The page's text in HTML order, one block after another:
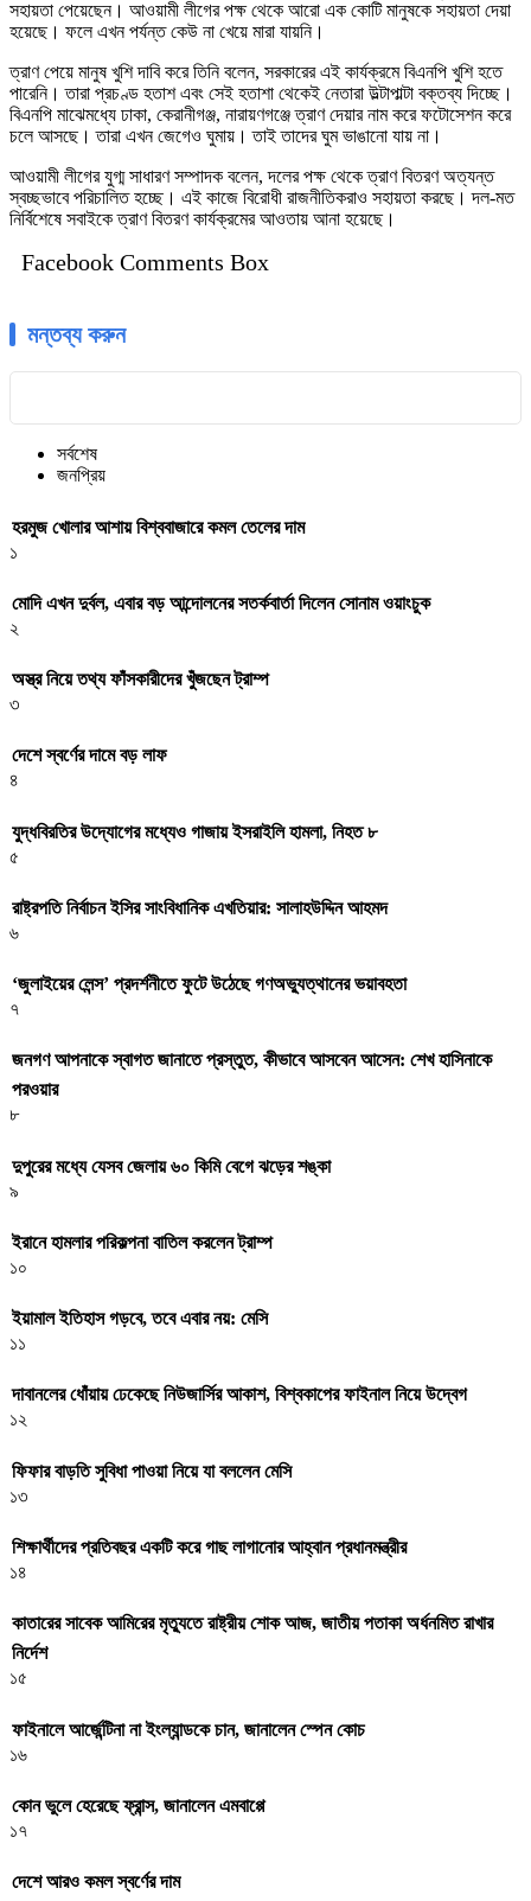
সহায়তা পেয়েছেন। আওয়ামী লীগের পক্ষ থেকে আরো এক কোটি মানুষকে সহায়তা দেয়া
হয়েছে। ফলে এখন পর্যন্ত কেউ না খেয়ে মারা যায়নি।
ত্রাণ পেয়ে মানুষ খুশি দাবি করে তিনি বলেন, সরকারের এই কার্যক্রমে বিএনপি খুশি হতে
পারেনি। তারা প্রচণ্ড হতাশ এবং সেই হতাশা থেকেই নেতারা উল্টাপাল্টা বক্তব্য দিচ্ছে।
বিএনপি মাঝেমধ্যে ঢাকা, কেরানীগঞ্জ, নারায়ণগঞ্জে ত্রাণ দেয়ার নাম করে ফটোসেশন করে
চলে আসছে। তারা এখন জেগেও ঘুমায়। তাই তাদের ঘুম ভাঙানো যায় না।
আওয়ামী লীগের যুগ্ম সাধারণ সম্পাদক বলেন, দলের পক্ষ থেকে ত্রাণ বিতরণ অত্যন্ত
স্বচ্ছভাবে পরিচালিত হচ্ছে। এই কাজে বিরোধী রাজনীতিকরাও সহায়তা করছে। দল-মত
নির্বিশেষে সবাইকে ত্রাণ বিতরণ কার্যক্রমের আওতায় আনা হয়েছে।
Facebook Comments Box
মন্তব্য করুন
সর্বশেষ
জনপ্রিয়
হরমুজ খোলার আশায় বিশ্ববাজারে কমল তেলের দাম
১
মোদি এখন দুর্বল, এবার বড় আন্দোলনের সতর্কবার্তা দিলেন সোনাম ওয়াংচুক
২
অস্ত্র নিয়ে তথ্য ফাঁসকারীদের খুঁজছেন ট্রাম্প
৩
দেশে স্বর্ণের দামে বড় লাফ
৪
যুদ্ধবিরতির উদ্যোগের মধ্যেও গাজায় ইসরাইলি হামলা, নিহত ৮
৫
রাষ্ট্রপতি নির্বাচন ইসির সাংবিধানিক এখতিয়ার: সালাহউদ্দিন আহমদ
৬
‘জুলাইয়ের লেন্স’ প্রদর্শনীতে ফুটে উঠেছে গণঅভ্যুত্থানের ভয়াবহতা
৭
জনগণ আপনাকে স্বাগত জানাতে প্রস্তুত, কীভাবে আসবেন আসেন: শেখ হাসিনাকে
পরওয়ার
৮
দুপুরের মধ্যে যেসব জেলায় ৬০ কিমি বেগে ঝড়ের শঙ্কা
৯
ইরানে হামলার পরিকল্পনা বাতিল করলেন ট্রাম্প
১০
ইয়ামাল ইতিহাস গড়বে, তবে এবার নয়: মেসি
১১
দাবানলের ধোঁয়ায় ঢেকেছে নিউজার্সির আকাশ, বিশ্বকাপের ফাইনাল নিয়ে উদ্বেগ
১২
ফিফার বাড়তি সুবিধা পাওয়া নিয়ে যা বললেন মেসি
১৩
শিক্ষার্থীদের প্রতিবছর একটি করে গাছ লাগানোর আহ্বান প্রধানমন্ত্রীর
১৪
কাতারের সাবেক আমিরের মৃত্যুতে রাষ্ট্রীয় শোক আজ, জাতীয় পতাকা অর্ধনমিত রাখার
নির্দেশ
১৫
ফাইনালে আর্জেন্টিনা না ইংল্যান্ডকে চান, জানালেন স্পেন কোচ
১৬
কোন ভুলে হেরেছে ফ্রান্স, জানালেন এমবাপ্পে
১৭
দেশে আরও কমল স্বর্ণের দাম